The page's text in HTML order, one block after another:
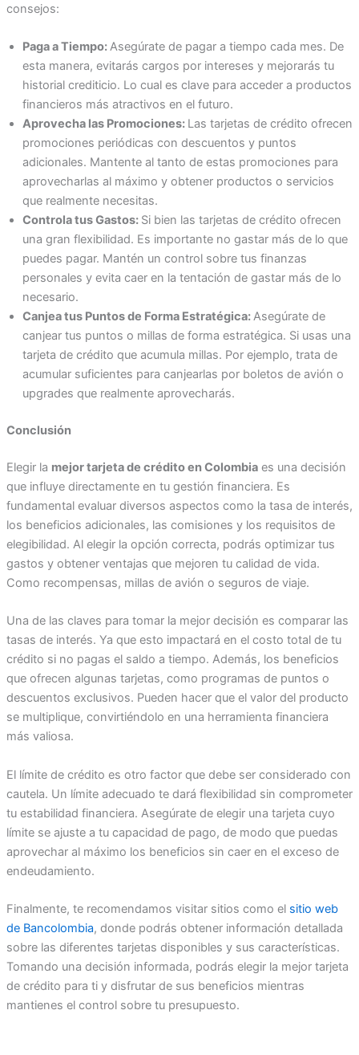
consejos:
Paga a Tiempo:Asegúrate de pagar a tiempo cada mes. De
esta manera, evitarás cargos por intereses y mejorarás tu
historial crediticio. Lo cual es clave para acceder a productos
financieros más atractivos en el futuro.
Aprovecha las Promociones: Las tarjetas de crédito ofrecen
promociones periódicas con descuentos y puntos
adicionales. Mantente al tanto de estas promociones para
aprovecharlas al máximo y obtener productos o servicios
que realmente necesitas.
Controla tus Gastos: Si bien las tarjetas de crédito ofrecen
una gran flexibilidad. Es importante no gastar más de lo que
puedes pagar. Mantén un control sobre tus finanzas
personales y evita caer en la tentación de gastar más de lo
necesario.
Canjea tus Puntos de Forma Estratégica:Asegúrate de
canjear tus puntos o millas de forma estratégica. Si usas una
tarjeta de crédito que acumula millas. Por ejemplo, trata de
acumular suficientes para canjearlas por boletos de avión o
upgrades que realmente aprovecharás.
Conclusión
Elegir la mejor tarjeta de crédito en Colombiaes una decisión
que influye directamente en tu gestión financiera. Es
fundamental evaluar diversos aspectos como la tasa de interés,
los beneficios adicionales, las comisiones y los requisitos de
elegibilidad. Al elegir la opción correcta, podrás optimizar tus
gastos y obtener ventajas que mejoren tu calidad de vida.
Como recompensas, millas de avión o seguros de viaje.
Una de las claves para tomar la mejor decisión es comparar las
tasas de interés. Ya que esto impactará en el costo total de tu
crédito si no pagas el saldo a tiempo. Además, los beneficios
que ofrecen algunas tarjetas, como programas de puntos o
descuentos exclusivos. Pueden hacer que el valor del producto
se multiplique, convirtiéndolo en una herramienta financiera
más valiosa.
El límite de crédito es otro factor que debe ser considerado con
cautela. Un límite adecuado te dará flexibilidad sin comprometer
tu estabilidad financiera. Asegúrate de elegir una tarjeta cuyo
límite se ajuste a tu capacidad de pago, de modo que puedas
aprovechar al máximo los beneficios sin caer en el exceso de
endeudamiento.
Finalmente, te recomendamos visitar sitios como el sitio web
de Bancolombia, donde podrás obtener información detallada
sobre las diferentes tarjetas disponibles y sus características.
Tomando una decisión informada, podrás elegir la mejor tarjeta
de crédito para ti y disfrutar de sus beneficios mientras
mantienes el control sobre tu presupuesto.